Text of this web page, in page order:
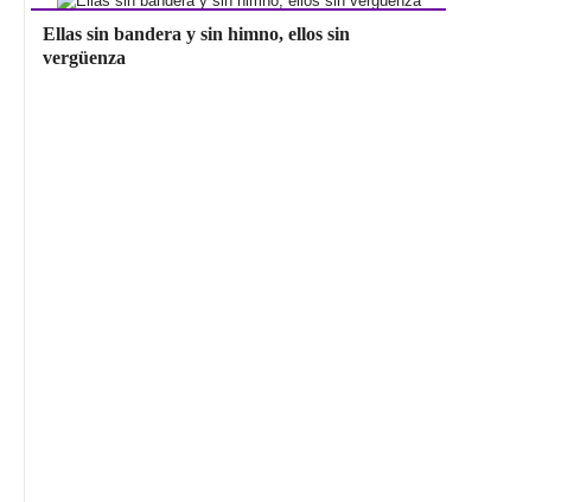
Ellas sin bandera y sin himno, ellos sin
vergüenza